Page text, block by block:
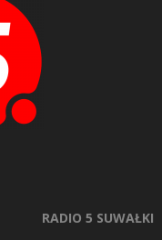
RADIO 5 SUWAŁKI